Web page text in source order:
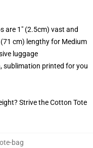
are 1" (2.5cm) vast and
cm) lengthy for Medium
luggage
sublimation printed for you
Strive the Cotton Tote
bag